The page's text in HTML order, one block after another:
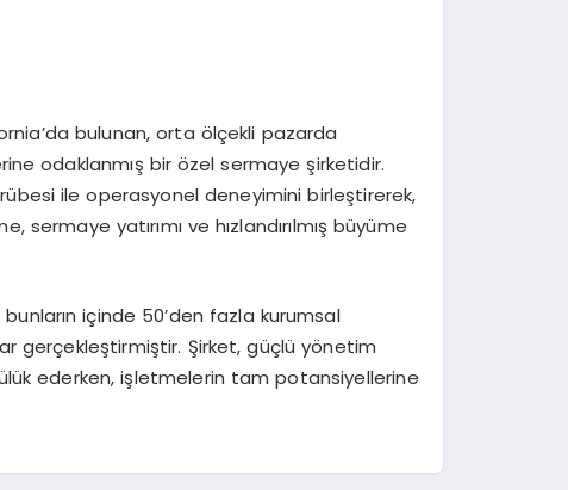
’da bulunan, orta ölçekli pazarda
odaklanmış bir özel sermaye şirketidir.
ile operasyonel deneyimini birleştirerek,
sermaye yatırımı ve hızlandırılmış büyüme
içinde 50’den fazla kurumsal
gerçekleştirmiştir. Şirket, güçlü yönetim
ederken, işletmelerin tam potansiyellerine